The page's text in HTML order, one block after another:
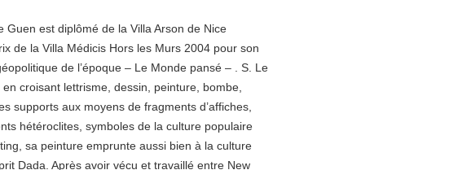
Guen est diplômé de la Villa Arson de Nice
de la Villa Médicis Hors les Murs 2004 pour son
de l’époque – Le Monde pansé – . S. Le
croisant lettrisme, dessin, peinture, bombe,
supports aux moyens de fragments d’affiches,
hétéroclites, symboles de la culture populaire
sa peinture emprunte aussi bien à la culture
Dada. Après avoir vécu et travaillé entre New